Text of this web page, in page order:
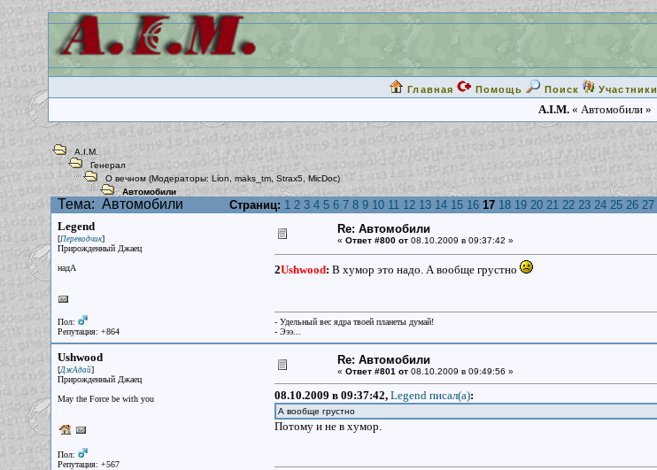
Главная Помощь Поиск Участники
A.I.M. « Автомобили »
A.I.M.
Генерал
О вечном (Модераторы:Lion ,maks_tm Strax5 MicDoc)
Автомобили
Тема: Автомобили Страниц: 1 2 3 4 5 6 7 8 9 10 11 12 13 14 15 16 17 18 19 20 21 22 23 24 25 26 27
Legend
[Переводчик]
Прирожденный Джаец
надА
Пол:
Репутация: +864
Re: Автомобили
« Ответ #800 от 08.10.2009 в 09:37:42 »
2Ushwood: В хумор это надо. А вообще грустно
- Удельный вес ядра твоей планеты думай!
- Эээ...
Ushwood
[ДжАдай]
Прирожденный Джаец
May the Force be with you
Пол:
Репутация: +567
Re: Автомобили
« Ответ #801 от 08.10.2009 в 09:49:56 »
08.10.2009 в 09:37:42, Legend писал(a):
А вообще грустно
Потому и не в хумор.